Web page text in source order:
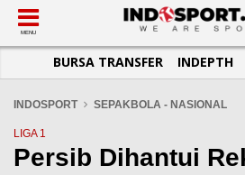
SUB-MENU
SEPAKBOLA
LIGA INGGRIS
SUB-MENU
SPORTAINMENT
SUB-MENU
OTOMOTIF
OTOMANIA
SUB-MENU
BASKET
FUTSAL
SUB-MENU
JADWAL
SUB-MENU
TOPIK HARI INI
INFOGRAFIS
MENU
BURSA TRANSFER INDEPTH
INDOSPORT SEPAKBOLA - NASIONAL
LIGA 1
Persib Dihantui